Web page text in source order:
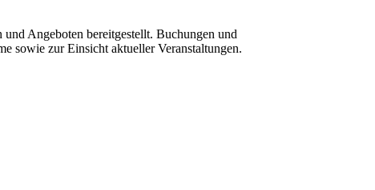
Angeboten bereitgestellt. Buchungen und
sowie zur Einsicht aktueller Veranstaltungen.